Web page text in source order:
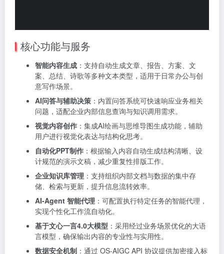
核心功能与服务
智能内容生成 ：支持自动生成文章、报告、方案、文
案、总结、诗歌等多种文本类型，适用于日常办公与创
意写作场景。
AI问答与辅助决策 ：内置问答系统可快速响应业务相关
问题，适配企业内部信息查询与知识调用需求。
视觉内容创作 ：集成AI绘画与思维导图生成功能，辅助
用户进行视觉化表达与结构化思考。
自动化PPT制作 ：根据输入内容自动生成结构清晰、设
计规范的演示文稿，减少重复性排版工作。
企业知识库管理 ：支持组织内部文档与数据的集中存
储、检索与更新，提升信息流转效率。
AI-Agent 智能代理 ：可配置执行特定任务的智能代理，
实现个性化工作流自动化。
基于文心一言4.0大模型 ：采用经过业务场景优化的大语
言模型，确保输出内容的专业性与实用性。
数据安全机制 ：通过 OS-AIGC API 协议提供加密接入标